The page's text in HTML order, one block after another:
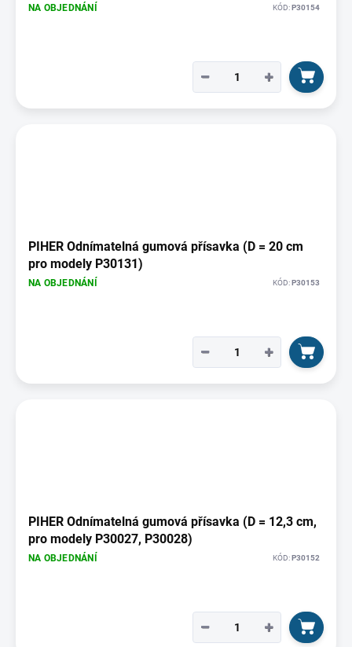
NA OBJEDNÁNÍ KÓD:P30154
+
−
PIHER Odnímatelná gumová přísavka (D = 20 cm
pro modely P30131)
NA OBJEDNÁNÍ KÓD:P30153
+
−
PIHER Odnímatelná gumová přísavka (D = 12,3 cm,
pro modely P30027, P30028)
NA OBJEDNÁNÍ KÓD: P30152
+
−